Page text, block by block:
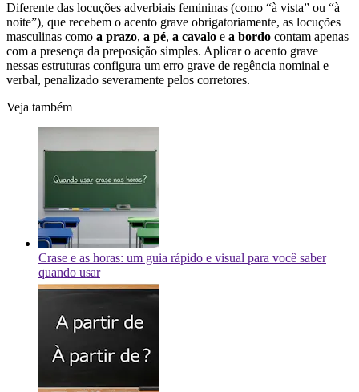
Diferente das locuções adverbiais femininas (como “à vista” ou “à
noite”), que recebem o acento grave obrigatoriamente, as locuções
masculinas como a prazo, a pé, a cavalo e a bordo contam apenas
com a presença da preposição simples. Aplicar o acento grave
nessas estruturas configura um erro grave de regência nominal e
verbal, penalizado severamente pelos corretores.
Veja também
Crase e as horas: um guia rápido e visual para você saber
quando usar